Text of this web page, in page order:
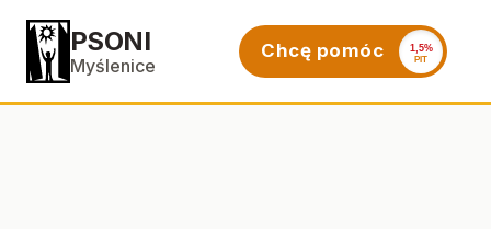
PSONI
Myślenice
Chcę pomóc 1,5%
PIT